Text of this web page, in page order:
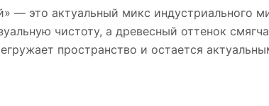
— это актуальный микс индустриального
чистоту, а древесный оттенок
пространство и остается